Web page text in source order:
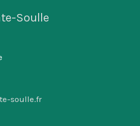
Soulle
soulle.fr